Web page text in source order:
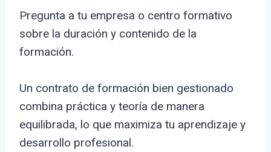
Pregunta a tu empresa o centro formativo
sobre la duración y contenido de la
formación.
Un contrato de formación bien gestionado
combina práctica y teoría de manera
equilibrada, lo que maximiza tu aprendizaje y
desarrollo profesional.